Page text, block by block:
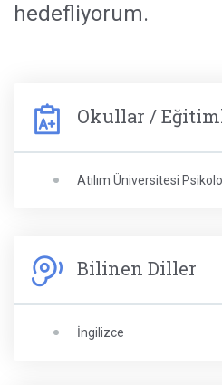
hedefliyorum.
Okullar /
Atılım Üniversitesi
Bilinen Diller
İngilizce